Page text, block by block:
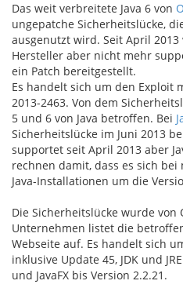
Das weit verbreitete Java 6 von
ungepatche Sicherheitslücke,
ausgenutzt wird. Seit April
Hersteller aber nicht mehr
ein Patch bereitgestellt.
Es handelt sich um den Exploit
2013-2463. Von dem
5 und 6 von Java betroffen. Bei
Sicherheitslücke im Juni 2013
supportet seit April 2013 aber
rechnen damit, dass es sich bei
Java-Installationen um die
Die Sicherheitslücke wurde von
Unternehmen listet die
Webseite auf. Es handelt sich
inklusive Update 45, JDK und
und JavaFX bis Version 2.2.21.